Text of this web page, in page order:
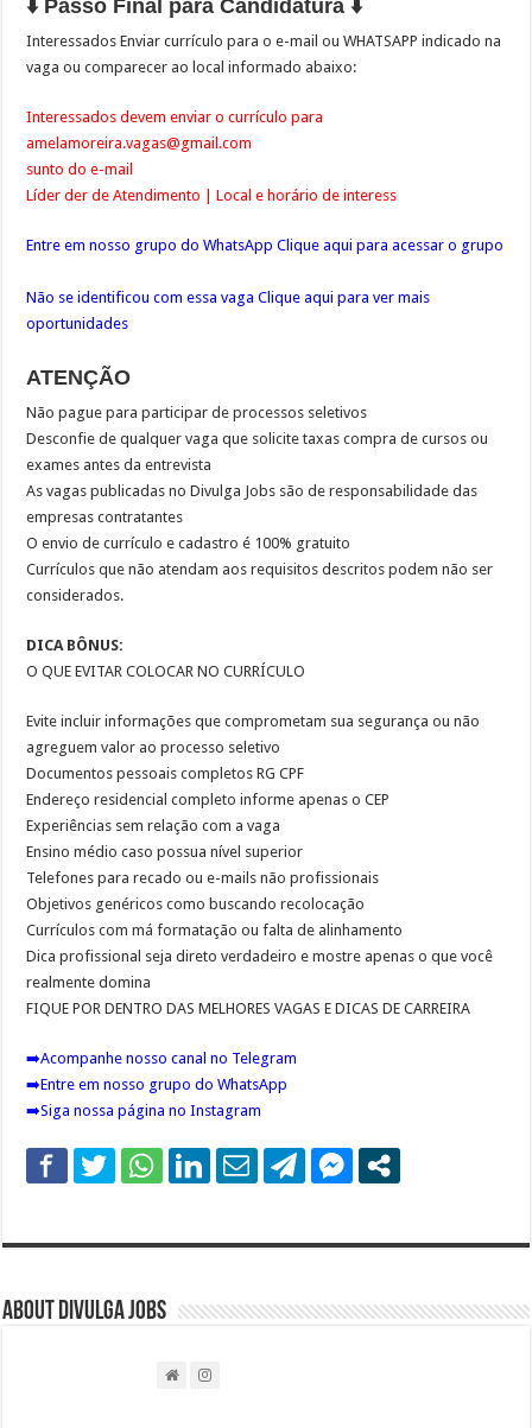
⬇️ Passo Final para Candidatura ⬇️
Interessados Enviar currículo para o e-mail ou WHATSAPP indicado na
vaga ou comparecer ao local informado abaixo:
Interessados devem enviar o currículo para
amelamoreira.vagas@gmail.com
sunto do e-mail
Líder der de Atendimento | Local e horário de interess
Entre em nosso grupo do WhatsApp Clique aqui para acessar o grupo
Não se identificou com essa vaga Clique aqui para ver mais
oportunidades
ATENÇÃO
Não pague para participar de processos seletivos
Desconfie de qualquer vaga que solicite taxas compra de cursos ou
exames antes da entrevista
As vagas publicadas no Divulga Jobs são de responsabilidade das
empresas contratantes
O envio de currículo e cadastro é 100% gratuito
Currículos que não atendam aos requisitos descritos podem não ser
considerados.
DICA BÔNUS:
O QUE EVITAR COLOCAR NO CURRÍCULO
Evite incluir informações que comprometam sua segurança ou não
agreguem valor ao processo seletivo
Documentos pessoais completos RG CPF
Endereço residencial completo informe apenas o CEP
Experiências sem relação com a vaga
Ensino médio caso possua nível superior
Telefones para recado ou e-mails não profissionais
Objetivos genéricos como buscando recolocação
Currículos com má formatação ou falta de alinhamento
Dica profissional seja direto verdadeiro e mostre apenas o que você
realmente domina
FIQUE POR DENTRO DAS MELHORES VAGAS E DICAS DE CARREIRA
➡️Acompanhe nosso canal no Telegram
➡️Entre em nosso grupo do WhatsApp
➡️Siga nossa página no Instagram
About DIVULGA JOBS